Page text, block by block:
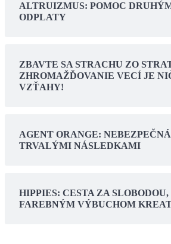
ALTRUIZMUS: POMOC
ODPLATY
ZBAVTE SA STRACHU ZO
ZHROMAŽĎOVANIE VECÍ JE
VZŤAHY!
AGENT ORANGE:
TRVALÝMI NÁSLEDKAMI
HIPPIES: CESTA ZA
FAREBNÝM VÝBUCHOM